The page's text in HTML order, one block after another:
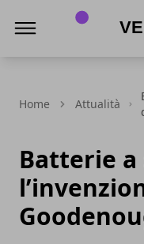
Home Attualità
Batterie